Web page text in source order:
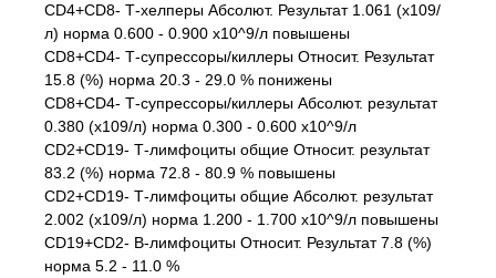
CD4+CD8- Т-хелперы Абсолют. Результат 1.061 (x109/
л) норма 0.600 - 0.900 x10^9/л повышены
CD8+CD4- Т-супрессоры/киллеры Относит. Результат
15.8 (%) норма 20.3 - 29.0 % понижены
CD8+CD4- Т-супрессоры/киллеры Абсолют. результат
0.380 (x109/л) норма 0.300 - 0.600 x10^9/л
CD2+CD19- Т-лимфоциты общие Относит. результат
83.2 (%) норма 72.8 - 80.9 % повышены
CD2+CD19- Т-лимфоциты общие Абсолют. результат
2.002 (x109/л) норма 1.200 - 1.700 x10^9/л повышены
CD19+CD2- В-лимфоциты Относит. Результат 7.8 (%)
норма 5.2 - 11.0 %